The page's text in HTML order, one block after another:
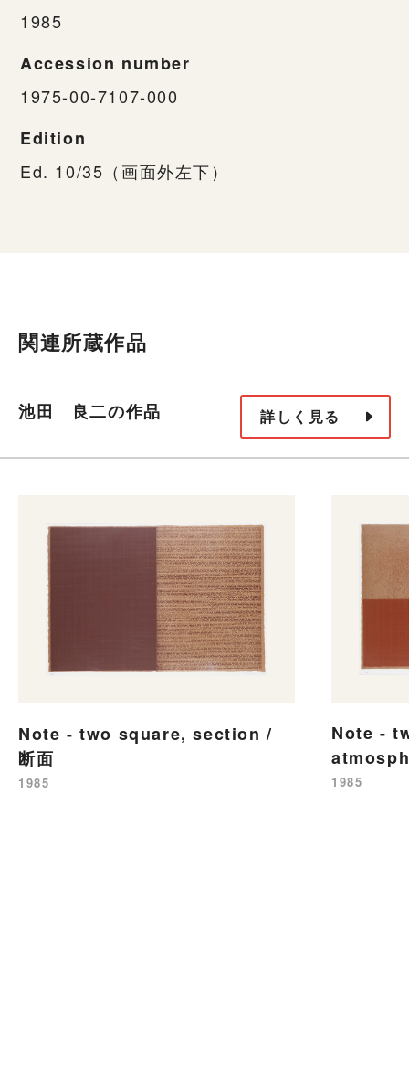
1985
Accession number
1975-00-7107-000
Edition
Ed. 10/35（画面外左下）
関連所蔵作品
池田 良二の作品 詳しく見る
Note - two square, section /
断面
1985
Note -
1985